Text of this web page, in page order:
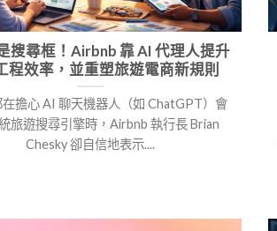
搜尋框！Airbnb 靠 AI 代理人提升
程效率，並重塑旅遊電商新規則
在擔心 AI 聊天機器人（如 ChatGPT）會
旅遊搜尋引擎時，Airbnb 執行長 Brian
Chesky 卻自信地表示....